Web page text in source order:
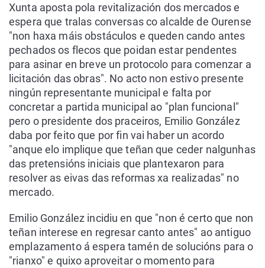
Xunta aposta pola revitalización dos mercados e
espera que tralas conversas co alcalde de Ourense
"non haxa máis obstáculos e queden cando antes
pechados os flecos que poidan estar pendentes
para asinar en breve un protocolo para comenzar a
licitación das obras". No acto non estivo presente
ningún representante municipal e falta por
concretar a partida municipal ao "plan funcional"
pero o presidente dos praceiros, Emilio González
daba por feito que por fin vai haber un acordo
"anque elo implique que teñan que ceder nalgunhas
das pretensións iniciais que plantexaron para
resolver as eivas das reformas xa realizadas" no
mercado.
Emilio González incidiu en que "non é certo que non
teñan interese en regresar canto antes" ao antiguo
emplazamento á espera tamén de solucións para o
"rianxo" e quixo aproveitar o momento para